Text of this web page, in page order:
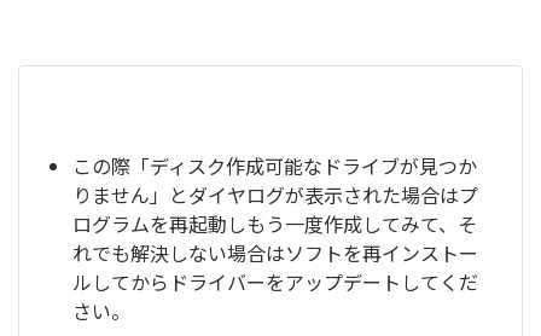
この際「ディスク作成可能なドライブが見つか
りません」とダイヤログが表示された場合はプ
ログラムを再起動しもう一度作成してみて、そ
れでも解決しない場合はソフトを再インストー
ルしてからドライバーをアップデートしてくだ
さい。